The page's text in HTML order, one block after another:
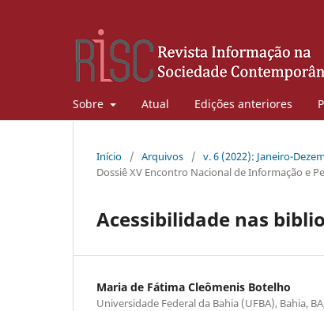
Sobre Atual Edições anteriores
Início / Arquivos / v. 6 (2022): Janeiro-
Dossiê XV Encontro Nacional de Informação e
Acessibilidade nas
Maria de Fátima Cleômenis Botelho
Universidade Federal da Bahia (UFBA), Bahia,